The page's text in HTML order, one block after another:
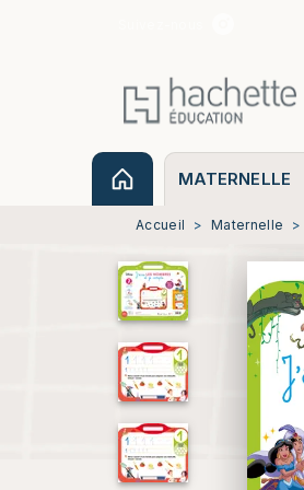
MATERNELLE
Accueil > Maternelle >